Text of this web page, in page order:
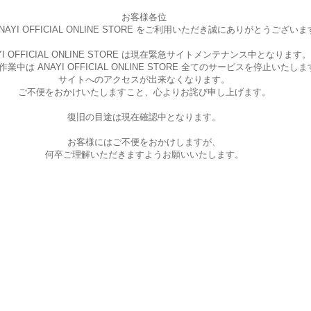
お客様各位
OFFICIAL ONLINE STORE をご利用いただき誠にありがとうございま
OFFICIAL ONLINE STORE は現在緊急サイトメンテナンス中となります。
業中は ANAYI OFFICIAL ONLINE STORE 全てのサービスを停止いたしま
サイトへのアクセスが出来なくなります。
ご不便をおかけいたしますこと、 心よりお詫び申し上げます。
復旧の目途は現在確認中となります。
お客様にはご不便をおかけしますが、
何卒ご理解いただきますようお願いいたします。